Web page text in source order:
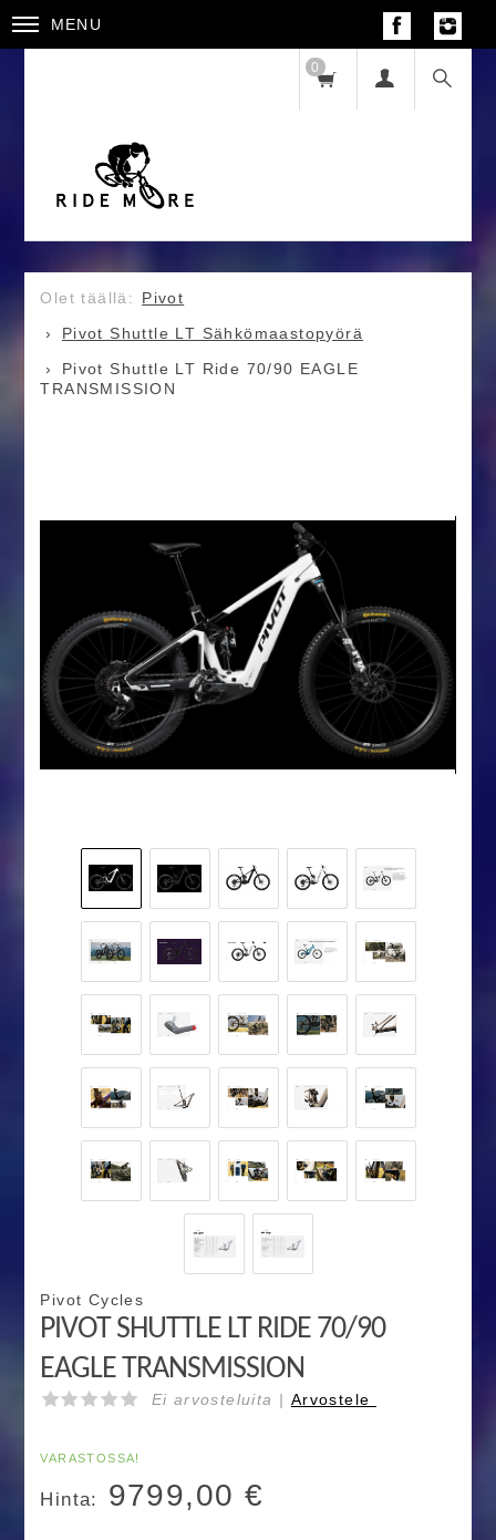
MENU
0
Pivot
Pivot Shuttle LT Sähkömaastopyörä
Pivot Shuttle LT Ride 70/90 EAGLE
TRANSMISSION
Pivot Cycles
PIVOT SHUTTLE LT RIDE 70/90
EAGLE TRANSMISSION
Ei arvosteluita | Arvostele
VARASTOSSA!
Hinta: 9799,00 €